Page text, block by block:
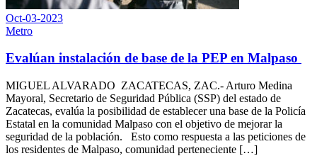
Oct-03-2023
Metro
Evalúan instalación de base de la PEP en Malpaso
MIGUEL ALVARADO ZACATECAS, ZAC.- Arturo Medina
Mayoral, Secretario de Seguridad Pública (SSP) del estado de
Zacatecas, evalúa la posibilidad de establecer una base de la Policía
Estatal en la comunidad Malpaso con el objetivo de mejorar la
seguridad de la población. Esto como respuesta a las peticiones de
los residentes de Malpaso, comunidad perteneciente […]